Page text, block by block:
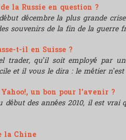
la Russie en question ?
décembre la plus grande
souvenirs de la fin de la guerre
t-il en Suisse ?
trader, qu’il soit employé par
et il vous le dira : le métier
un bon pour l'avenir ?
début des années 2010, il est
la Chine